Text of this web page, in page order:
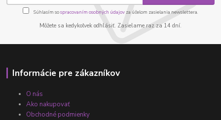
Súhlasím sospracovaním osobných údajov za účelom zasielania newslettera.
Môžete sa kedykoľvek odhlásiť. Zasielame raz za 14 dní.
Informácie pre zákazníkov
O nás
Ako nakupovať
Obchodné podmienky